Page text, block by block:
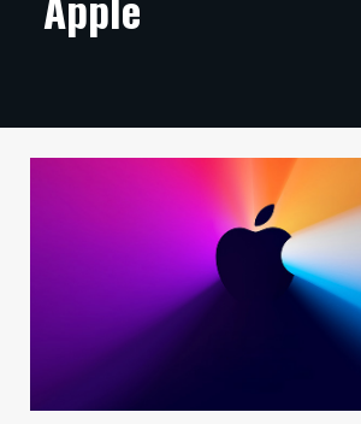
ARTIKKELIT
TECHBBS
VAIHDA TEEMA